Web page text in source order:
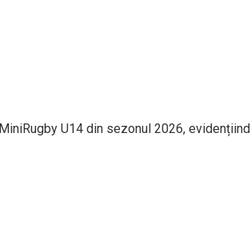
U14 din sezonul 2026, evidențiind